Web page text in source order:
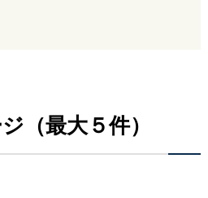
（最大５件）